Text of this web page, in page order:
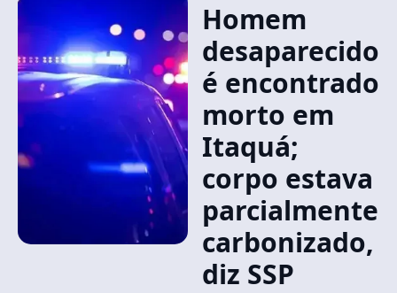
Homem
desaparecido
é encontrado
morto em
Itaquá;
corpo estava
parcialmente
carbonizado,
diz SSP